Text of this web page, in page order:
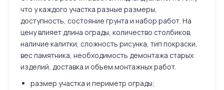
что у каждого участка разные размеры,
доступность, состояние грунта и набор работ. На
цену влияет длина ограды, количество столбиков,
наличие калитки, сложность рисунка, тип покраски,
вес памятника, необходимость демонтажа старых
изделий, доставка и объем монтажных работ.
размер участка и периметр ограды;